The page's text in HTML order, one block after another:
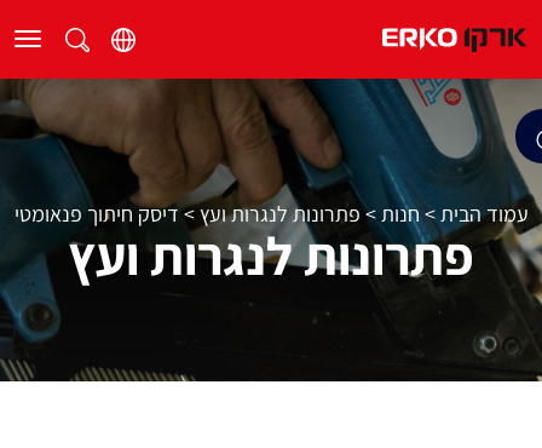
עמוד הבית>חנות>פתרונות לנגרות ועץ>דיסק חיתוך פנאומטי
פתרונות לנגרות ועץ